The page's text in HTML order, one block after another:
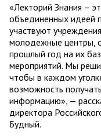
«Лекторий Знания –
объединенных идеей
участвуют
молодежные центры,
прошлый год на их
мероприятий. Мы
чтобы в каждом
возможность
информацию», —
директора
Будный.